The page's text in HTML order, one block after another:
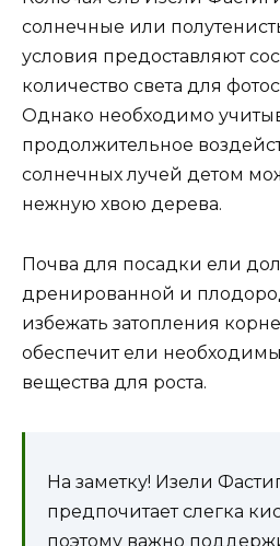
солнечные или
условия предоставляют
количество света для
Однако необходимо
продолжительное
солнечных лучей детом
нежную хвою дерева.
Почва для посадки ели
дренированной и
избежать затопления
обеспечит ели
вещества для роста.
На заметку! Изели
предпочитает слегка
поэтому важно